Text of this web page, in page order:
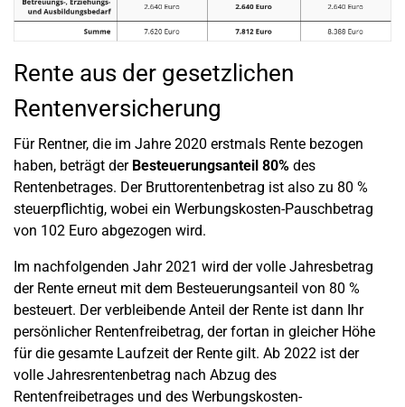
Rente aus der gesetzlichen
Rentenversicherung
Für Rentner, die im Jahre 2020 erstmals Rente bezogen
haben, beträgt der Besteuerungsanteil 80% des
Rentenbetrages. Der Bruttorentenbetrag ist also zu 80 %
steuerpflichtig, wobei ein Werbungskosten-Pauschbetrag
von 102 Euro abgezogen wird.
Im nachfolgenden Jahr 2021 wird der volle Jahresbetrag
der Rente erneut mit dem Besteuerungsanteil von 80 %
besteuert. Der verbleibende Anteil der Rente ist dann Ihr
persönlicher Rentenfreibetrag, der fortan in gleicher Höhe
für die gesamte Laufzeit der Rente gilt. Ab 2022 ist der
volle Jahresrentenbetrag nach Abzug des
Rentenfreibetrages und des Werbungskosten-